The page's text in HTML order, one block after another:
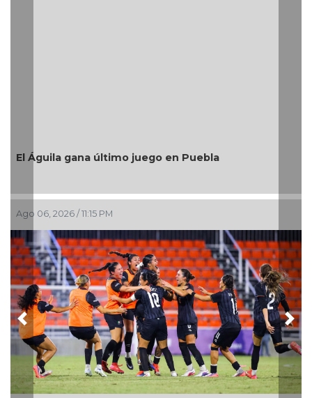
Con transmisión especial y emotivo convivio
Previous